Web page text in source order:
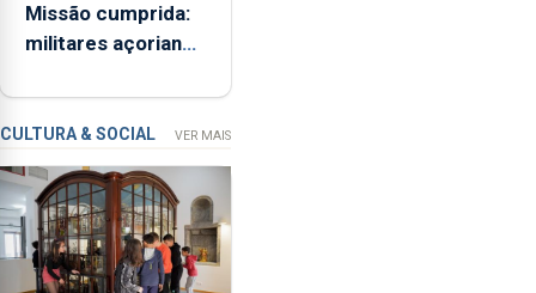
iniciativa
“Museus
Verão”,
que
garante
a
abertura
dos
museus
ME
Missão cumprida:
militares açorianos
missão na Roménia
CULTURA & SOCIAL VER MAIS